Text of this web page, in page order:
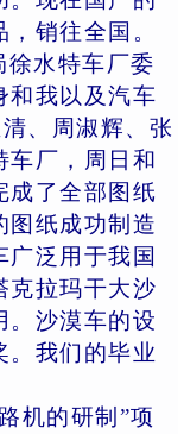
销往全国。
徐水特车厂委
和我以及汽车
、周淑辉、张
车厂，周日和
成了全部图纸
图纸成功制造
广泛用于我国
克拉玛干大沙
。沙漠车的设
。我们的毕业
机的研制”项